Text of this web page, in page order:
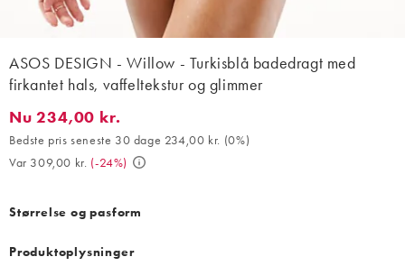
ASOS DESIGN - Willow - Turkisblå badedragt med
firkantet hals, vaffeltekstur og glimmer
Nu 234,00 kr.. Bedste pris seneste 30 dage 234,00 kr. (0%).
Nu 234,00 kr.
Bedste pris seneste 30 dage 234,00 kr. (0%)
Var 309,00 kr. (-24%)
Størrelse og pasform
Produktoplysninger